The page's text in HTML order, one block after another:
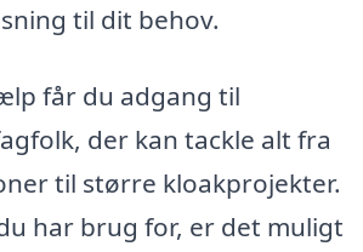
til dit behov.
får du adgang til
der kan tackle alt fra
til større kloakprojekter.
har brug for, er det muligt